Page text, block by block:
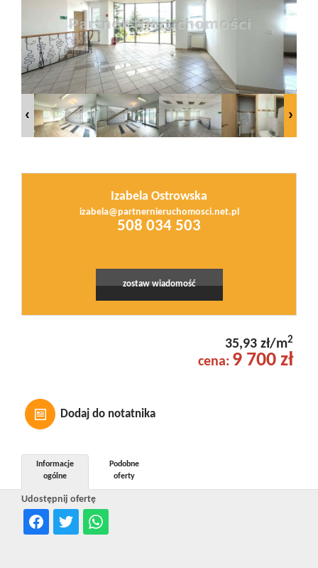
Blog
Opinie
Leaflet|© MapTiler©OpenStreetMap
Izabela Ostrowska
izabela@partnernieruchomosci.net.pl
508 034 503
zostaw wiadomość
35,93 zł/m2
cena: 9 700 zł
Dodaj do notatnika
Udostępnij ofertę
Informacje
ogólne
Podobne
oferty